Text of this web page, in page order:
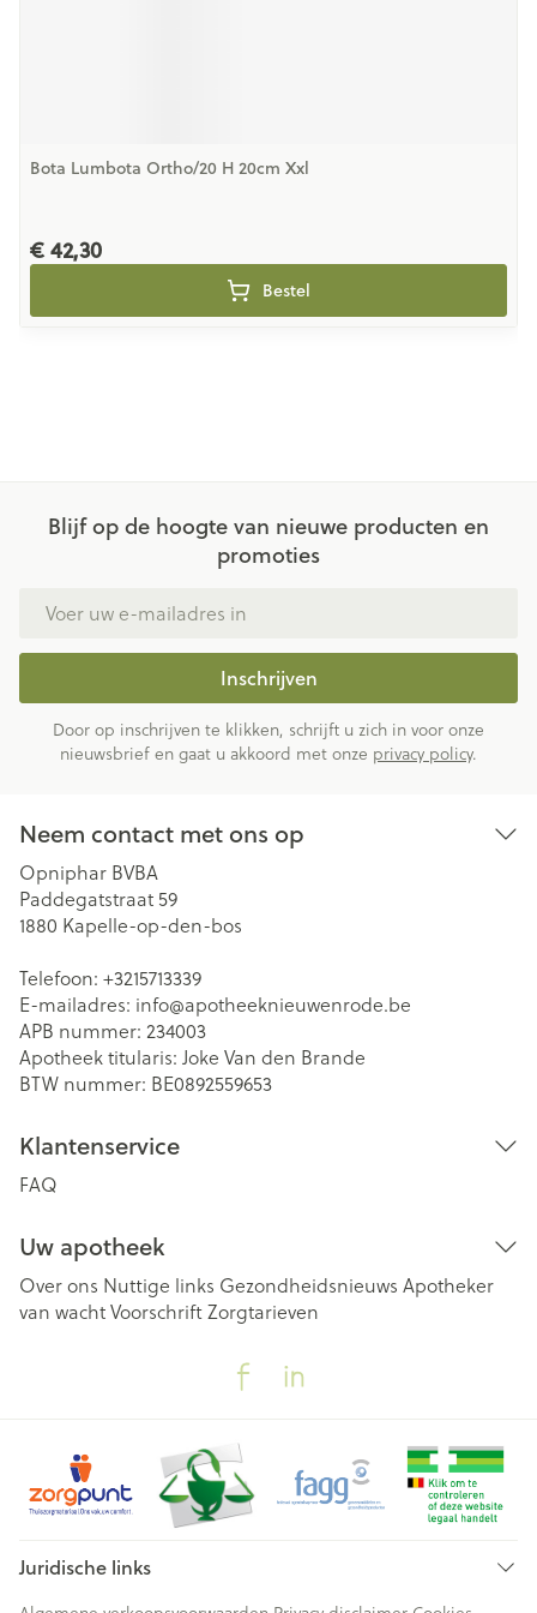
Bota Lumbota Ortho/20 H 20cm Xxl
€ 42,30
Bestel
Blijf op de hoogte van nieuwe producten en
promoties
Inschrijven
Door op inschrijven te klikken, schrijft u zich in voor onze
nieuwsbrief en gaat u akkoord met onze privacy policy.
Neem contact met ons op
Opniphar BVBA
Paddegatstraat 59
1880 Kapelle-op-den-bos
Telefoon: +3215713339
E-mailadres: info@apotheeknieuwenrode.be
APB nummer: 234003
Apotheek titularis: Joke Van den Brande
BTW nummer: BE0892559653
Klantenservice
FAQ
Uw apotheek
Over ons Nuttige links Gezondheidsnieuws Apotheker
van wachtVoorschriftZorgtarieven
Juridische links